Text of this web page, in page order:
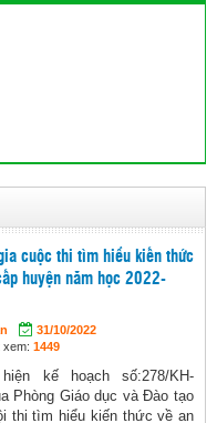
gia cuộc thi tìm hiểu kiến thức
huyện năm học 2022-
31/10/2022
xem: 1449
kế hoạch số:278/KH-
Phòng Giáo dục và Đào tạo
thi tìm hiểu kiến thức về an